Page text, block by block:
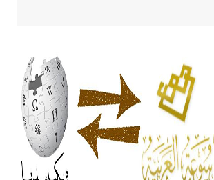
أربعة مؤلفات هي: الحكم، الأدلة، تنظيم
التغذية، ورسالته في جروح الرأس.
ويعود له الفضل بأنه حرر الطب من
الدين والفلسفة.
- هل تعلم أن المرجان إفراز حيواني
يتكون في البحر ويتركب من مادة
كربونات الكلسيوم، وهو أحمر أو شديد